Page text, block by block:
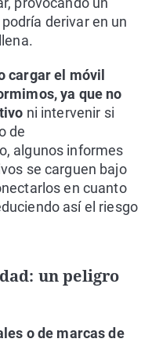
derivar en un
cargar el móvil
ya que no
ni intervenir si
de
algunos informes
se carguen bajo
en cuanto
así el riesgo
un peligro
o de marcas de